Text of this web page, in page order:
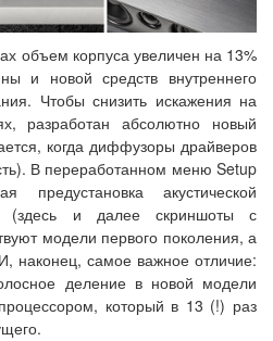
объем корпуса увеличен на 13%
и новой средств внутреннего
Чтобы снизить искажения на
разработан абсолютно новый
когда диффузоры драйверов
В переработанном меню Setup
предустановка акустической
(здесь и далее скриншоты с
модели первого поколения, а
наконец, самое важное отличие:
деление в новой модели
который в 13 (!) раз